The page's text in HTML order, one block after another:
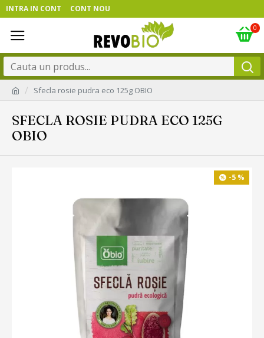
INTRA IN CONT CONT NOU
0
Sfecla rosie pudra eco 125g OBIO
SFECLA ROSIE PUDRA ECO 125G
OBIO
-5 %